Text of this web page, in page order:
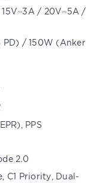
/ 20V⎓5A /
PD) / 150W (Anker
PPS
2.0
C1 Priority, Dual-